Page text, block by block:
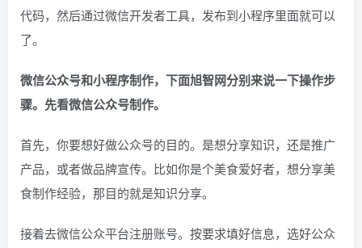
代码，然后通过微信开发者工具，发布到小程序里面就可以
了。
微信公众号和小程序制作，下面旭智网分别来说一下操作步
骤。先看微信公众号制作。
首先，你要想好做公众号的目的。是想分享知识，还是推广
产品，或者做品牌宣传。比如你是个美食爱好者，想分享美
食制作经验，那目的就是知识分享。
接着去微信公众平台注册账号。按要求填好信息，选好公众